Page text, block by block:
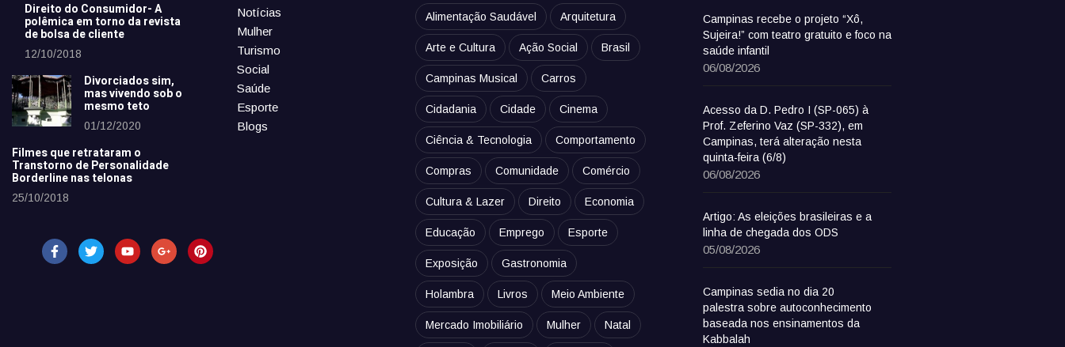
Direito do Consumidor- A
polêmica em torno da revista
de bolsa de cliente
12/10/2018
Divorciados sim,
mas vivendo sob o
mesmo teto
01/12/2020
Filmes que retrataram o
Transtorno de Personalidade
Borderline nas telonas
25/10/2018
Notícias
Mulher
Turismo
Social
Saúde
Esporte
Blogs
Alimentação Saudável Arquitetura
Arte e Cultura Ação Social Brasil
Campinas Musical Carros
Cidadania Cidade Cinema
Ciência & Tecnologia Comportamento
Compras Comunidade Comércio
Cultura & Lazer Direito Economia
Educação Emprego Esporte
Exposição Gastronomia
Holambra Livros Meio Ambiente
Mercado Imobiliário Mulher Natal
Campinas recebe o projeto “Xô,
Sujeira!” com teatro gratuito e foco na
saúde infantil
06/08/2026
Acesso da D. Pedro I (SP-065) à
Prof. Zeferino Vaz (SP-332), em
Campinas, terá alteração nesta
quinta-feira (6/8)
06/08/2026
Artigo: As eleições brasileiras e a
linha de chegada dos ODS
05/08/2026
Campinas sedia no dia 20
palestra sobre autoconhecimento
baseada nos ensinamentos da
Kabbalah